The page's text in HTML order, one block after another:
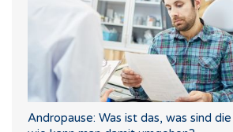
Andropause: Was ist das, was sind